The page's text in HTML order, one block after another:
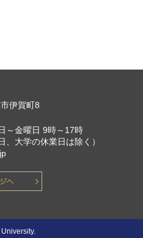
伊賀町8
～金曜日 9時～17時
業日は除く）